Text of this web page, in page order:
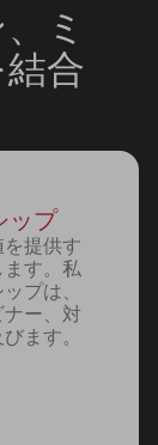
ミ
合
ップ
提供す
ます。私
プは、
ー、対
ます。